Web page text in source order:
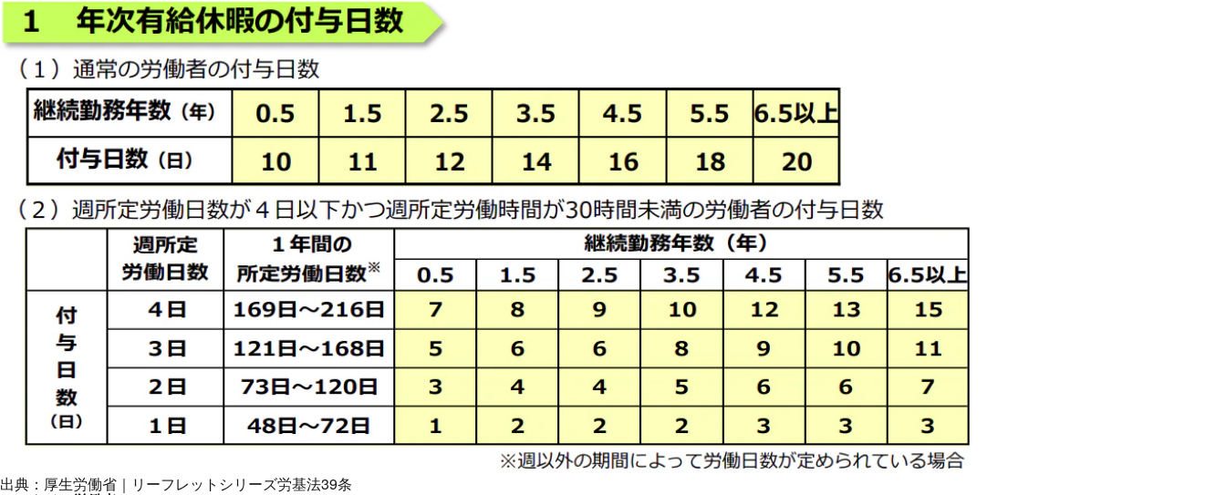
出典： 厚生労働省｜リーフレットシリーズ労基法39条